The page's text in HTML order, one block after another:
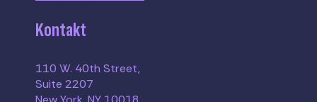
Kontakt
110 W. 40th Street,
Suite 2207